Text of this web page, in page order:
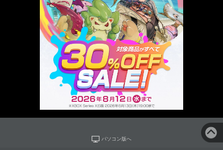
パソコン版へ